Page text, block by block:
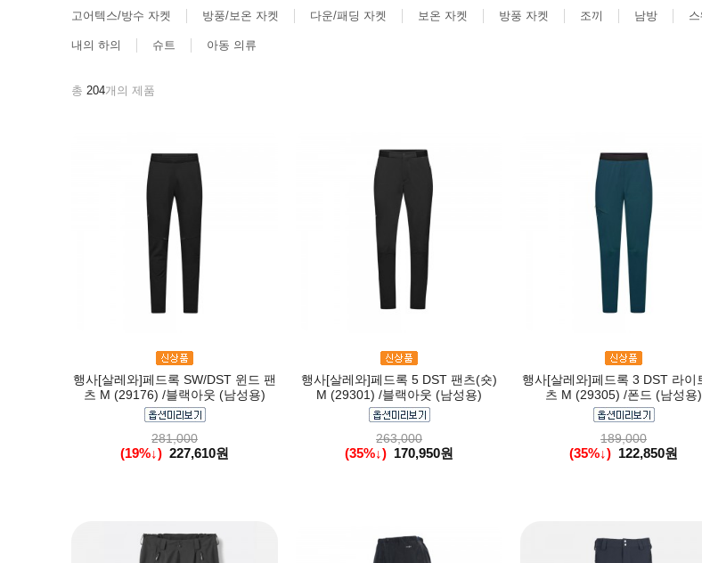
고어텍스/방수 자켓 방풍/보온 자켓 다운/패딩 자켓 보온 자켓 방풍 자켓 조끼 남방
내의 하의 슈트 아동 의류
총 204개의 제품
행사[살레와]페드록 SW/DST 윈드 팬
츠 M (29176) /블랙아웃 (남성용)
281,000
(19%↓) 227,610원
행사[살레와]페드록 5 DST 팬츠(숏)
M (29301) /블랙아웃 (남성용)
263,000
(35%↓) 170,950원
행사[살레와]페드록 3 DST 라이
츠 M (29305) /폰드 (남성용)
189,000
(35%↓) 122,850원